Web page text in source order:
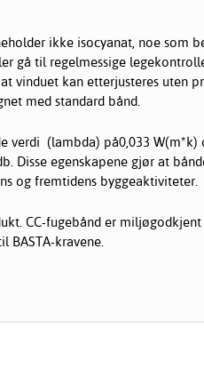
ikke isocyanat, noe som
gå til regelmessige
vinduet kan etterjusteres uten
med standard bånd.
verdi (lambda) på0,033 W(m*k)
Disse egenskapene gjør at
og fremtidens byggeaktiviteter.
CC-fugebånd er miljøgodkjent
BASTA-kravene.